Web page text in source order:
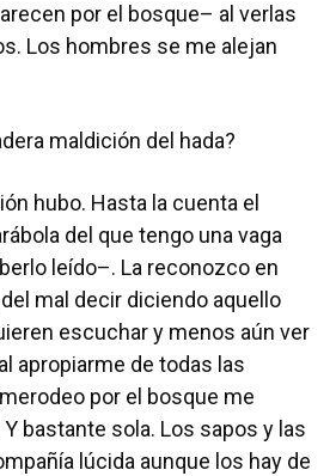
por el bosque– al verlas
Los hombres se me alejan
maldición del hada?
hubo. Hasta la cuenta el
del que tengo una vaga
leído–. La reconozco en
mal decir diciendo aquello
escuchar y menos aún ver
apropiarme de todas las
por el bosque me
bastante sola. Los sapos y las
lúcida aunque los hay de